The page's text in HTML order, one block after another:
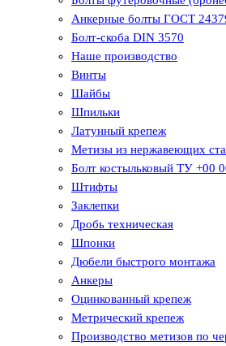
Анкерные болты ГОСТ
Болт-скоба DIN 3570
Наше производство
Винты
Шайбы
Шпильки
Латунный крепеж
Метизы из нержавеющих
Болт костыльковый ТУ +00
Штифты
Заклепки
Дробь техническая
Шпонки
Дюбели быстрого монтажа
Анкеры
Оцинкованный крепеж
Метрический крепеж
Производство метизов по